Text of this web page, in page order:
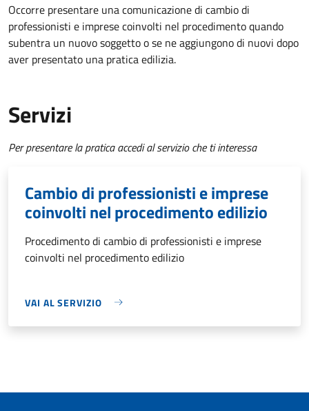
Occorre presentare una comunicazione di cambio di
professionisti e imprese coinvolti nel procedimento quando
subentra un nuovo soggetto o se ne aggiungono di nuovi dopo
aver presentato una pratica edilizia.
Servizi
Per presentare la pratica accedi al servizio che ti interessa
Cambio di professionisti e imprese
coinvolti nel procedimento edilizio
Procedimento di cambio di professionisti e imprese
coinvolti nel procedimento edilizio
VAI AL SERVIZIO